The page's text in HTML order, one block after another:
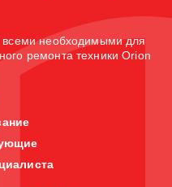
всеми необходимыми для
ремонта техники Orion